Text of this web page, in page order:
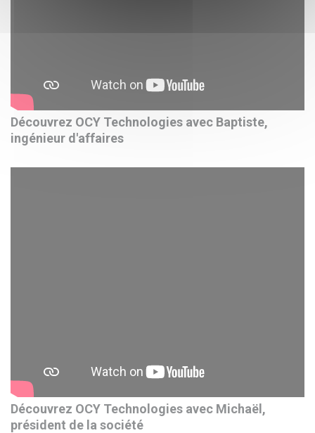
Découvrez OCY Technologies avec Baptiste,
ingénieur d'affaires
Découvrez OCY Technologies avec Michaël,
président de la société